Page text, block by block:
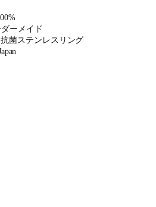
ーメイド
菌ステンレスリング